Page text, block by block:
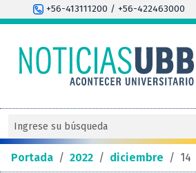
+56-413111200 / +56-422463000
Portada / 2022 / diciembre / 14